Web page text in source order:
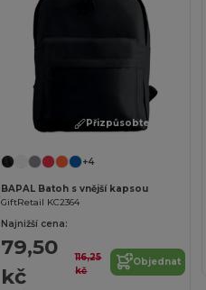
Přizpůsobte si to!
+4
BAPAL Batoh s vnější kapsou
GiftRetail KC2364
Najnižší cena:
79,50
kč
116,25
kč
Objednat